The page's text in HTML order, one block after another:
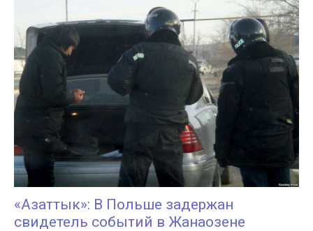
«Азаттык»: В Польше задержан
свидетель событий в Жанаозене